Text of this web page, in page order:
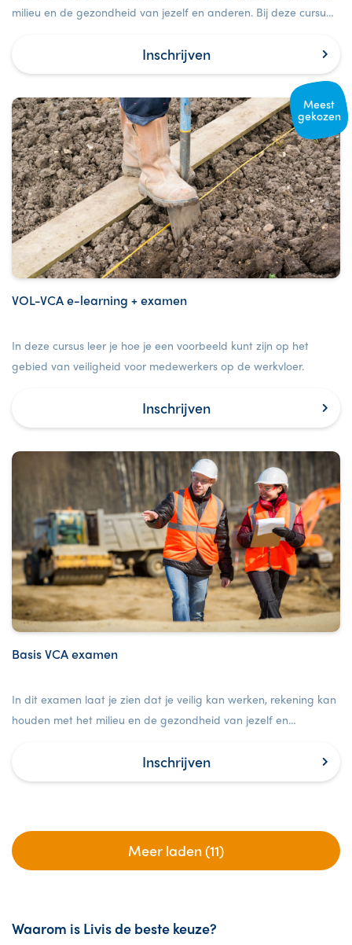
milieu en de gezondheid van jezelf en anderen. Bij deze cursus
Inschrijven
Meest
gekozen
VOL-VCA e-learning + examen
In deze cursus leer je hoe je een voorbeeld kunt zijn op het
gebied van veiligheid voor medewerkers op de werkvloer.
Inschrijven
Basis VCA examen
In dit examen laat je zien dat je veilig kan werken, rekening kan
houden met het milieu en de gezondheid van jezelf en
Inschrijven
Meer laden (11)
Waarom is Livis de beste keuze?